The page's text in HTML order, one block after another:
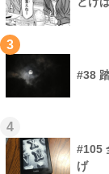
3
#38
4
#105
げ